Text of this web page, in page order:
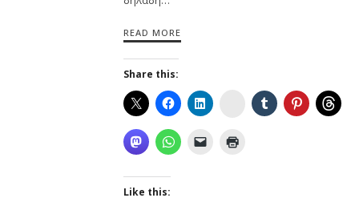
READ MORE
Share this:
Instagram
Like this: